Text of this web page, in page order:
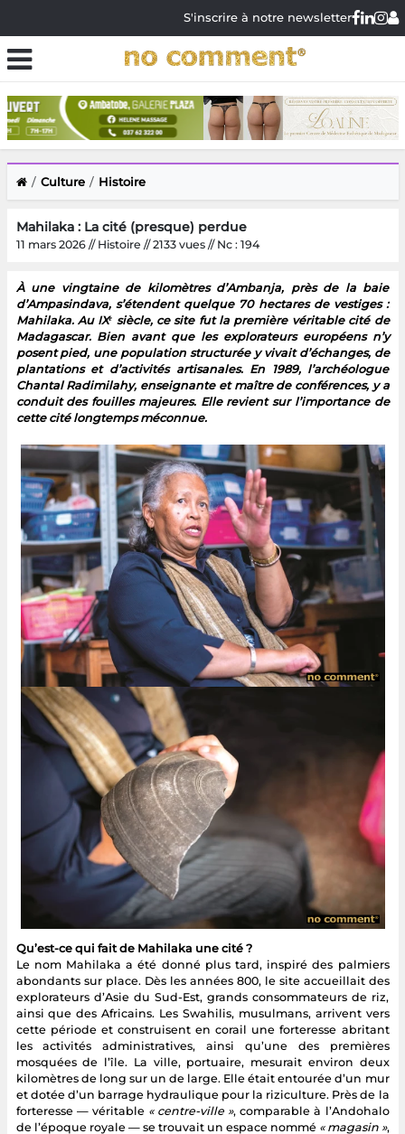
S'inscrire à notre newsletter
Culture Histoire
Mahilaka : La cité (presque) perdue
11 mars 2026 // Histoire // 2133 vues // Nc : 194
À une vingtaine de kilomètres d’Ambanja, près de la baie
d’Ampasindava, s’étendent quelque 70 hectares de vestiges :
Mahilaka. Au IXᵉ siècle, ce site fut la première véritable cité de
Madagascar. Bien avant que les explorateurs européens n’y
posent pied, une population structurée y vivait d’échanges, de
plantations et d’activités artisanales. En 1989, l’archéologue
Chantal Radimilahy, enseignante et maître de conférences, y a
conduit des fouilles majeures. Elle revient sur l’importance de
cette cité longtemps méconnue.
Qu’est-ce qui fait de Mahilaka une cité ?
Le nom Mahilaka a été donné plus tard, inspiré des palmiers
abondants sur place. Dès les années 800, le site accueillait des
explorateurs d’Asie du Sud-Est, grands consommateurs de riz,
ainsi que des Africains. Les Swahilis, musulmans, arrivent vers
cette période et construisent en corail une forteresse abritant
les activités administratives, ainsi qu’une des premières
mosquées de l’île. La ville, portuaire, mesurait environ deux
kilomètres de long sur un de large. Elle était entourée d’un mur
et dotée d’un barrage hydraulique pour la riziculture. Près de la
forteresse — véritable « centre-ville », comparable à l’Andohalo
de l’époque royale — se trouvait un espace nommé « magasin »,